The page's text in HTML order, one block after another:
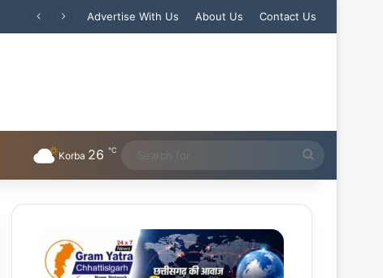
Advertise With Us About Us Contact Us
Korba 26 ℃
for